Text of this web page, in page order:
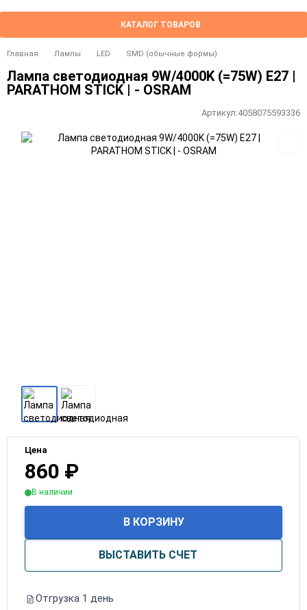
КАТАЛОГ ТОВАРОВ
Главная Лампы LED SMD (обычные формы)
Лампа светодиодная 9W/4000K (=75W) E27 |
PARATHOM STICK | - OSRAM
Артикул:4058075593336
Цена
860 ₽
В наличии
В КОРЗИНУ
ВЫСТАВИТЬ СЧЕТ
Отгрузка 1 день